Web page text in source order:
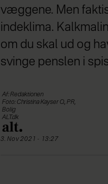
væggene. Men
indeklima.
om du skal ud og
svinge penslen i
Af: Redaktionen
Foto: Christina Kayser O., PR,
Bolig
ALT.dk
3. Nov 2021 - 13:27